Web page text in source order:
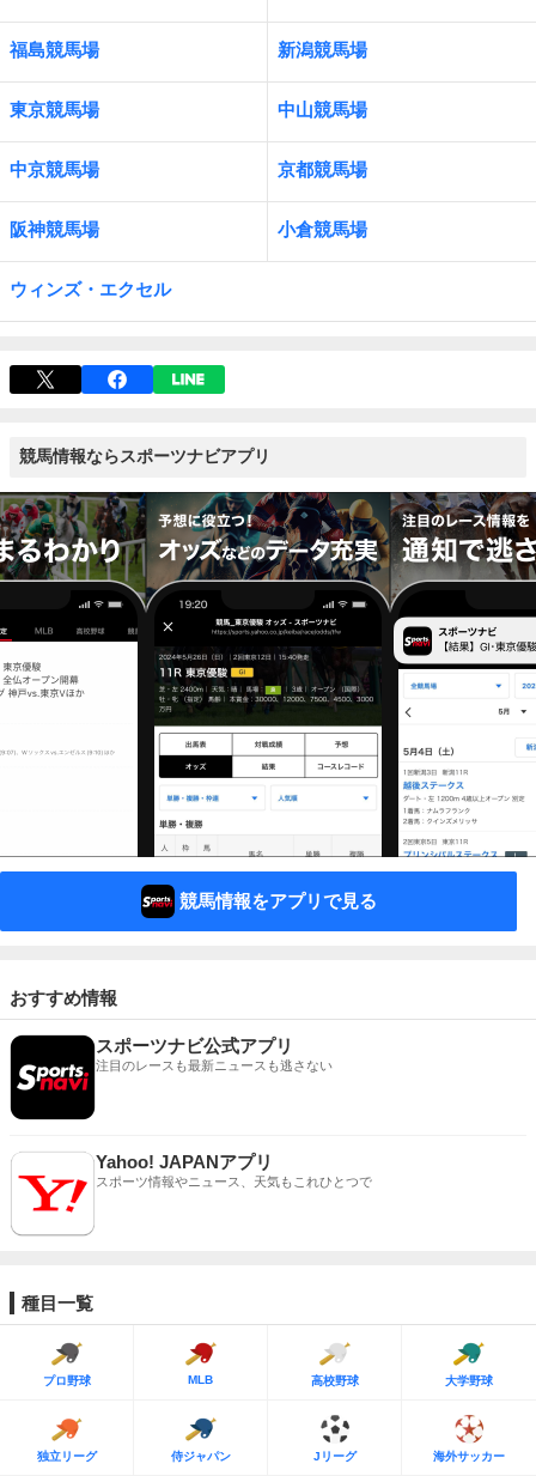
福島競馬場 新潟競馬場
東京競馬場 中山競馬場
中京競馬場 京都競馬場
阪神競馬場 小倉競馬場
ウィンズ・エクセル
競馬情報ならスポーツナビアプリ
競馬情報をアプリで見る
おすすめ情報
スポーツナビ公式アプリ
注目のレースも最新ニュースも逃さない
Yahoo! JAPANアプリ
スポーツ情報やニュース、天気もこれひとつで
種目一覧
プロ野球 MLB 高校野球 大学野球
独立リーグ 侍ジャパン Jリーグ 海外サッカー